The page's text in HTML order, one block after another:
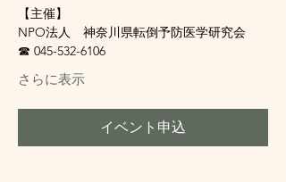
【主催】
NPO法人　神奈川県転倒予防医学研究会
☎ 045-532-6106
さらに表示
イベント申込